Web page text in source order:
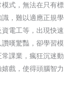
式，無法在只有標
，難以適應正規學
電工等，出現快速
嘆驚豔，卻學習模
課業，瘋狂沉迷動
戲，使得頭腦智力